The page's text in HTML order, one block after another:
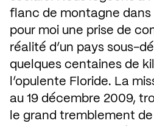
flanc de montagne dans
pour moi une prise de
réalité d’un pays sous-
quelques centaines de
l’opulente Floride. La
au 19 décembre 2009,
le grand tremblement